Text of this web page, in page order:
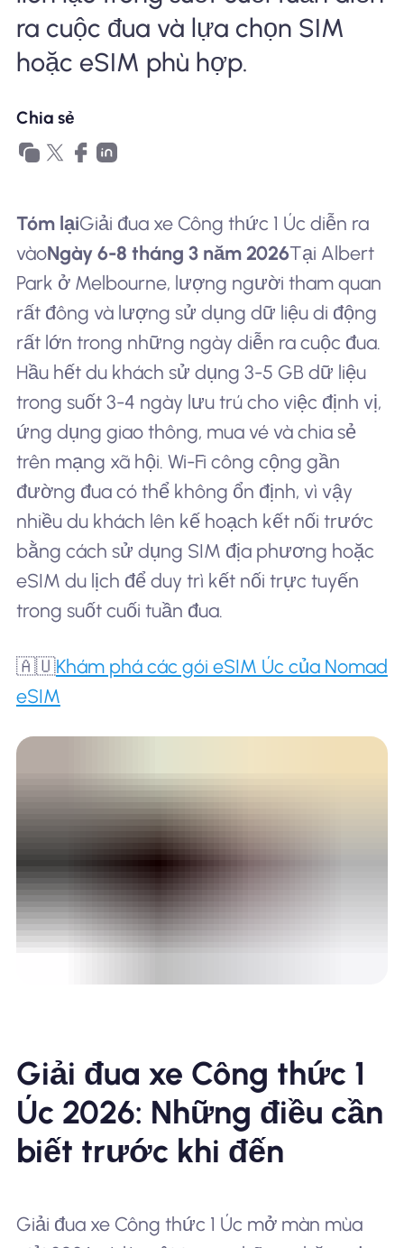
Cho doanh nghiệp
ra cuộc đua và lựa chọn SIM
hoặc eSIM phù hợp.
Chia sẻ
Tóm lạiGiải đua xe Công thức 1 Úc diễn ra
vàoNgày 6-8 tháng 3 năm 2026Tại Albert
Park ở Melbourne, lượng người tham quan
rất đông và lượng sử dụng dữ liệu di động
rất lớn trong những ngày diễn ra cuộc đua.
Hầu hết du khách sử dụng 3-5 GB dữ liệu
trong suốt 3-4 ngày lưu trú cho việc định vị,
ứng dụng giao thông, mua vé và chia sẻ
trên mạng xã hội. Wi-Fi công cộng gần
đường đua có thể không ổn định, vì vậy
nhiều du khách lên kế hoạch kết nối trước
bằng cách sử dụng SIM địa phương hoặc
eSIM du lịch để duy trì kết nối trực tuyến
trong suốt cuối tuần đua.
🇦🇺Khám phá các gói eSIM Úc của Nomad
eSIM
Giải đua xe Công thức 1
Úc 2026: Những điều cần
biết trước khi đến
Giải đua xe Công thức 1 Úc mở màn mùa